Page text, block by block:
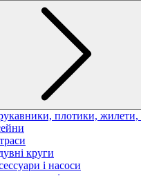
плотики, жилети,
круги
і насоси